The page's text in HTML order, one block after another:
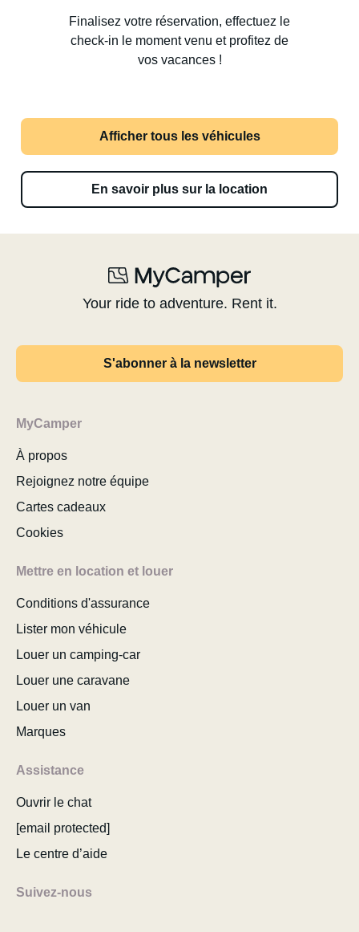
Finalisez votre réservation, effectuez le
check-in le moment venu et profitez de
vos vacances !
Afficher tous les véhicules
En savoir plus sur la location
Your ride to adventure. Rent it.
S'abonner à la newsletter
MyCamper
À propos
Rejoignez notre équipe
Cartes cadeaux
Cookies
Mettre en location et louer
Conditions d'assurance
Lister mon véhicule
Louer un camping-car
Louer une caravane
Louer un van
Marques
Assistance
Ouvrir le chat
[email protected]
Le centre d’aide
Suivez-nous